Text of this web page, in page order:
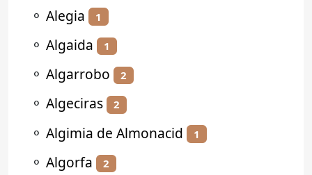
⚬ Alegia 1
⚬ Algaida 1
⚬ Algarrobo 2
⚬ Algeciras 2
⚬ Algimia de Almonacid 1
⚬ Algorfa 2